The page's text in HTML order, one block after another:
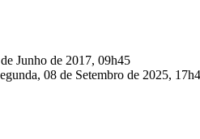
Junho de 2017, 09h45
08 de Setembro de 2025,